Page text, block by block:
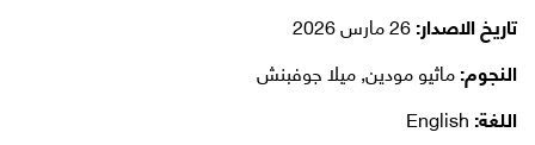
تاريخ الاصدار:
النجوم:ماثيو مودين, ميلا جوفبنش
اللغة: